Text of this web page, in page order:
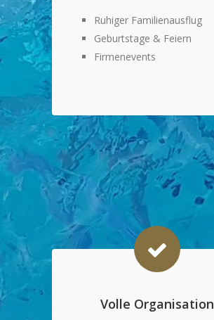
Ruhiger Familienausflug
Geburtstage & Feiern
Firmenevents
Volle Organisation